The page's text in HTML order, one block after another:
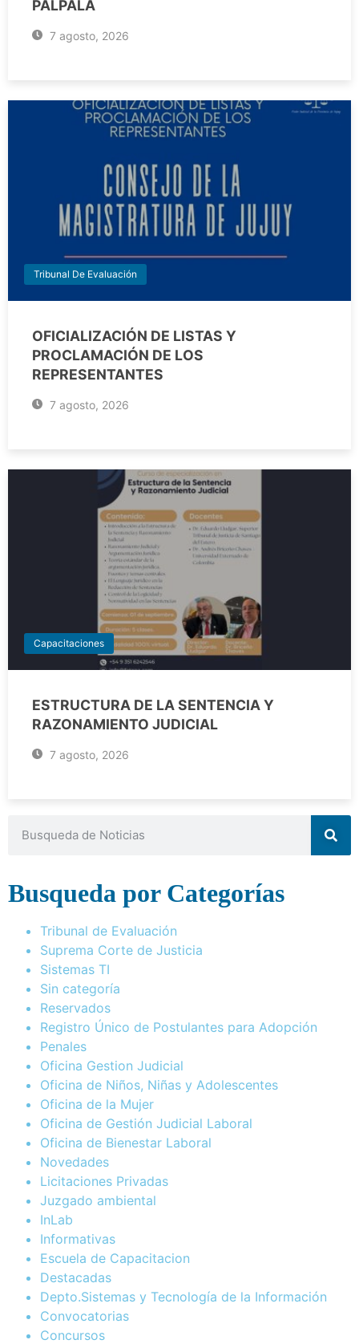
PALPALÁ
7 agosto, 2026
Tribunal De Evaluación
OFICIALIZACIÓN DE LISTAS Y
PROCLAMACIÓN DE LOS
REPRESENTANTES
7 agosto, 2026
Capacitaciones
ESTRUCTURA DE LA SENTENCIA Y
RAZONAMIENTO JUDICIAL
7 agosto, 2026
Busqueda por Categorías
Tribunal de Evaluación
Suprema Corte de Justicia
Sistemas TI
Sin categoría
Reservados
Registro Único de Postulantes para Adopción
Penales
Oficina Gestion Judicial
Oficina de Niños, Niñas y Adolescentes
Oficina de la Mujer
Oficina de Gestión Judicial Laboral
Oficina de Bienestar Laboral
Novedades
Licitaciones Privadas
Juzgado ambiental
InLab
Informativas
Escuela de Capacitacion
Destacadas
Depto.Sistemas y Tecnología de la Información
Convocatorias
Concursos